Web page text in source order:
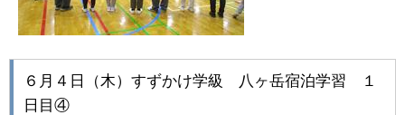
６月４日（木）すずかけ学級 八ヶ岳宿泊学習 １
日目④